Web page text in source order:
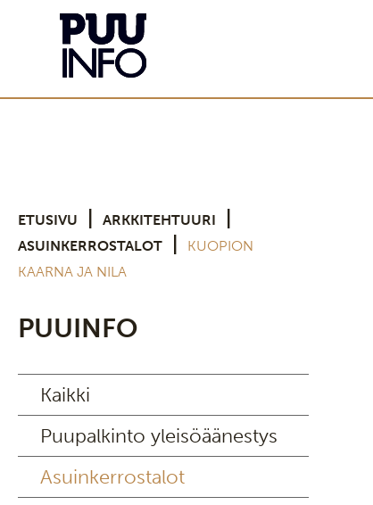
ETUSIVU ARKKITEHTUURI
ASUINKERROSTALOT
KUOPION
KAARNA JA NILA
PUUINFO
Kaikki
Puupalkinto yleisöäänestys
Asuinkerrostalot